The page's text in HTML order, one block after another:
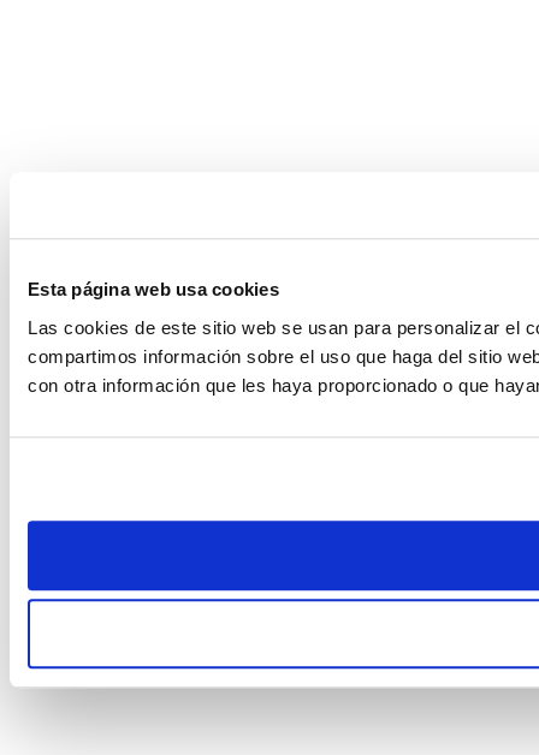
Esta página web usa cookies
Las cookies de este sitio web se usan para personalizar el
compartimos información sobre el uso que haga del sitio
con otra información que les haya proporcionado o que